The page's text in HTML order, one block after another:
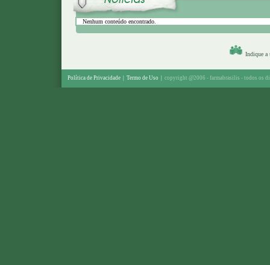
Nenhum conteúdo encontrado.
Indique a
Política de Privacidade Termo de Uso copyright @2006 - farmabrasilis - todos os